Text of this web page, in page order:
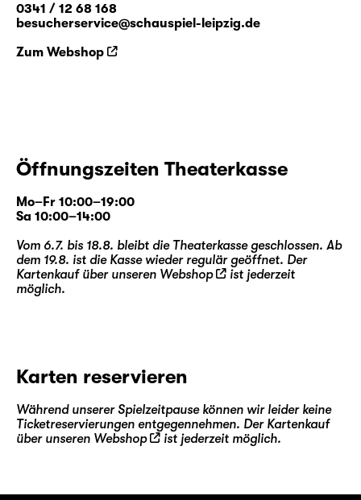
0341 / 12 68 168
besucherservice@schauspiel-leipzig.de
Zum Webshop
Öffnungszeiten Theaterkasse
Mo–Fr 10:00–19:00
Sa 10:00–14:00
Vom 6.7. bis 18.8. bleibt die Theaterkasse geschlossen. Ab
dem 19.8. ist die Kasse wieder regulär geöffnet. Der
Kartenkauf über unseren Webshop
ist jederzeit
möglich.
Karten reservieren
Während unserer Spielzeitpause können wir leider keine
Ticketreservierungen entgegennehmen. Der Kartenkauf
über unseren Webshop ist jederzeit möglich.